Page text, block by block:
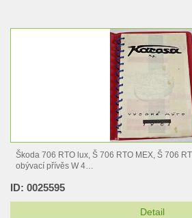
Škoda 706 RTO lux, Š 706 RTO MEX, Š 706
obývací přívěs W 4
…
ID: 0025595
Detail